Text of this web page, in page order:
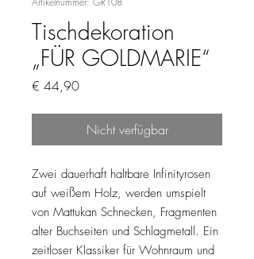
Tischdekoration
„FÜR GOLDMARIE“
€ 44,90Preis
Nicht verfügbar
Zwei dauerhaft haltbare Infinityrosen
auf weißem Holz, werden umspielt
von Mattukan Schnecken, Fragmenten
alter Buchseiten und Schlagmetall. Ein
zeitloser Klassiker für Wohnraum und